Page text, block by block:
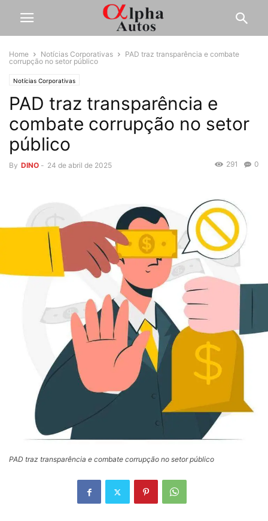
Home Notícias Corporativas
PAD traz transparência e combate
corrupção no setor público
Notícias Corporativas
PAD traz transparência e
combate corrupção no setor
público
By DINO - 24 de abril de 2025 0
291
PAD traz transparência e combate corrupção no setor público